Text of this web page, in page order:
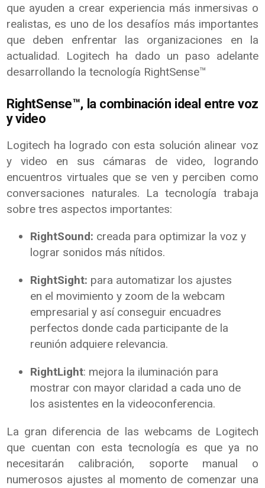
que ayuden a crear experiencia más inmersivas o
realistas, es uno de los desafíos más importantes
que deben enfrentar las organizaciones en la
actualidad. Logitech ha dado un paso adelante
desarrollando la tecnología RightSense™
RightSense™, la combinación ideal entre voz
y video
Logitech ha logrado con esta solución alinear voz
y video en sus cámaras de video, logrando
encuentros virtuales que se ven y perciben como
conversaciones naturales. La tecnología trabaja
sobre tres aspectos importantes:
RightSound: creada para optimizar la voz y
lograr sonidos más nítidos.
RightSight: para automatizar los ajustes
en el movimiento y zoom de la webcam
empresarial y así conseguir encuadres
perfectos donde cada participante de la
reunión adquiere relevancia.
RightLight: mejora la iluminación para
mostrar con mayor claridad a cada uno de
los asistentes en la videoconferencia.
La gran diferencia de las webcams de Logitech
que cuentan con esta tecnología es que ya no
necesitarán calibración, soporte manual o
numerosos ajustes al momento de comenzar una